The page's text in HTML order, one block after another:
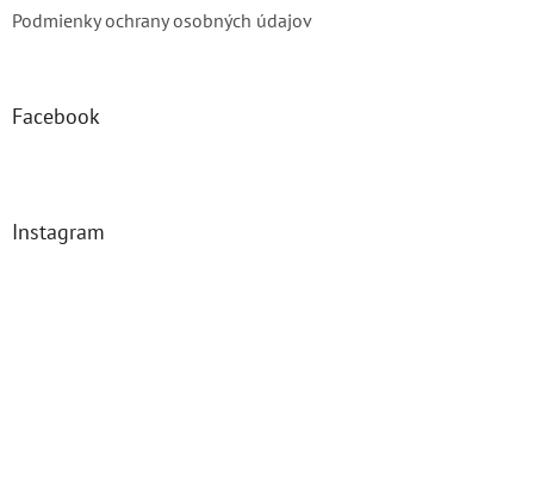
Podmienky ochrany osobných údajov
Facebook
Instagram